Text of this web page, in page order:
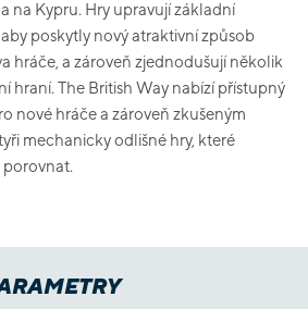
na Kypru. Hry upravují základní
poskytly nový atraktivní způsob
hráče, a zároveň zjednodušují několik
hraní. The British Way nabízí přístupný
nové hráče a zároveň zkušeným
mechanicky odlišné hry, které